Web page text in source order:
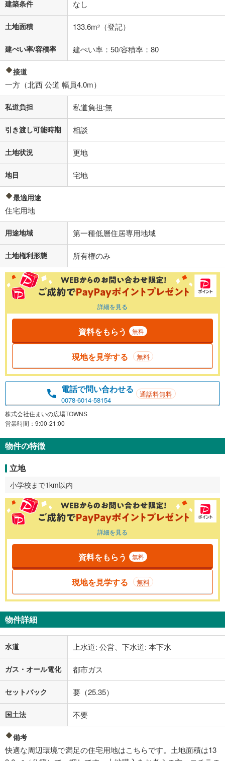
建築条件 なし
土地面積 133.6m2 （登記）
建ぺい率/容積率 建ぺい率：50/容積率：80
接道
一方（北西 公道 幅員4.0m）
私道負担 私道負担:無
引き渡し可能時期 相談
土地状況 更地
地目 宅地
最適用途
住宅用地
用途地域 第一種低層住居専用地域
土地権利形態 所有権のみ
詳細を見る
資料をもらう 無料
現地を見学する 無料
電話で問い合わせる
0078-6014-58154
通話料無料
株式会社住まいの広場TOWNS
営業時間：9:00-21:00
物件の特徴
立地
小学校まで1km以内
詳細を見る
資料をもらう 無料
現地を見学する 無料
物件詳細
水道 上水道: 公営、下水道: 本下水
ガス・オール電化 都市ガス
セットバック 要（25.35）
国土法 不要
備考
快適な周辺環境で満足の住宅用地はこちらです。土地面積は13